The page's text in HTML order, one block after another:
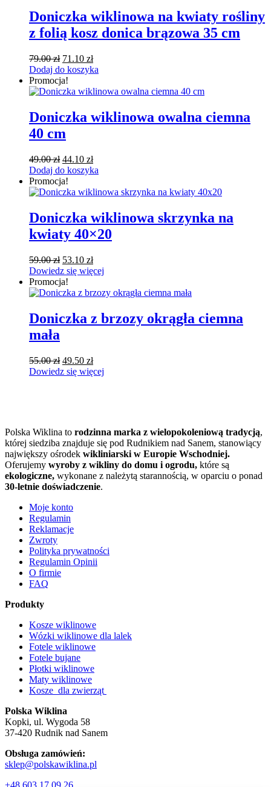
Doniczka wiklinowa na kwiaty rośliny
z folią kosz donica brązowa 35 cm
79.00zł Pierwotna
cena
wynosiła:
79.00 zł.
71.10 złAktualna
cena
71.10 zł.
Dodaj do koszyka
Promocja!
Doniczka wiklinowa owalna ciemna
40 cm
49.00zł Pierwotna
cena
wynosiła:
49.00 zł.
44.10 złAktualna
cena
44.10 zł.
Dodaj do koszyka
Promocja!
Doniczka wiklinowa skrzynka na
kwiaty 40×20
59.00zł Pierwotna
cena
wynosiła:
59.00 zł.
53.10 złAktualna
cena
53.10 zł.
Dowiedz się więcej
Promocja!
Doniczka z brzozy okrągła ciemna
mała
55.00zł Pierwotna
cena
49.50 złAktualna
cena
Dowiedz się więcej
Polska Wiklina to rodzinna marka z wielopokoleniową tradycją,
której siedziba znajduje się pod Rudnikiem nad Sanem, stanowiący
największy ośrodek wikliniarski w Europie Wschodniej.
Oferujemy wyroby z wikliny do domu i ogrodu, które są
ekologiczne, wykonane z należytą starannością, w oparciu o ponad
30-letnie doświadczenie.
Moje konto
Regulamin
Reklamacje
Zwroty
Polityka prywatności
Regulamin Opinii
O firmie
FAQ
Produkty
Kosze wiklinowe
Wózki wiklinowe dla lalek
Fotele wiklinowe
Fotele bujane
Płotki wiklinowe
Maty wiklinowe
Kosze dla zwierząt
Polska Wiklina
Kopki, ul. Wygoda 58
37-420 Rudnik nad Sanem
Obsługa zamówień:
sklep@polskawiklina.pl
+48 603 17 09 26